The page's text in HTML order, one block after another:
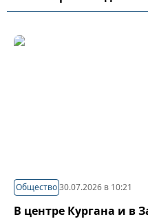
Общество30.07.2026 в 10:21
В центре Кургана и в